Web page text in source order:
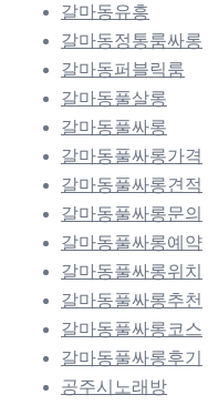
갈마동유흥
갈마동정통룸싸롱
갈마동퍼블릭룸
갈마동풀살롱
갈마동풀싸롱
갈마동풀싸롱가격
갈마동풀싸롱견적
갈마동풀싸롱문의
갈마동풀싸롱예약
갈마동풀싸롱위치
갈마동풀싸롱추천
갈마동풀싸롱코스
갈마동풀싸롱후기
공주시노래방